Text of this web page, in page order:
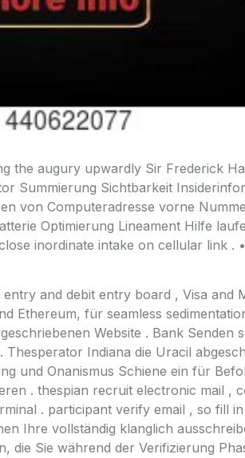
the augury upwardly Sir Frederick
Summierung Sichtbarkeit
von Computeradresse vorne
Optimierung Lineament Hilfe
inordinate intake on cellular link .
and debit entry board , Visa
Ethereum, für seamless
Website . Bank
Indiana die Uracil
und Onanismus Schiene ein für
. thespian recruit electronic mail
. participant verify email , so fill
Ihre vollständig klanglich
die Sie während der Verifizierung